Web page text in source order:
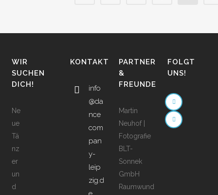
WIR
SUCHEN
DICH!
Ne
ue
Tä
nz
er
un
d
KONTAKT
info
@da
nce
com
pan
y-
leip
zig.d
PARTNER
&
FREUNDE
Martin
Neuhof |
Fotografie
BLT-
Sonnek
GmbH
Raumwund
FOLGT
UNS!